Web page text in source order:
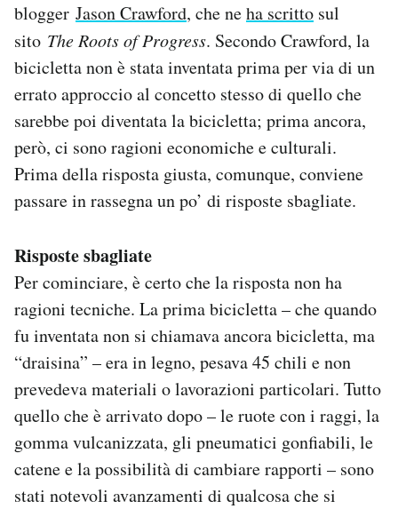
blogger Jason Crawford, che neha scritto sul
sito The Roots of Progress. Secondo Crawford, la
bicicletta non è stata inventata prima per via di un
errato approccio al concetto stesso di quello che
sarebbe poi diventata la bicicletta; prima ancora,
però, ci sono ragioni economiche e culturali.
Prima della risposta giusta, comunque, conviene
passare in rassegna un po’ di risposte sbagliate.
Risposte sbagliate
Per cominciare, è certo che la risposta non ha
ragioni tecniche. La prima bicicletta – che quando
fu inventata non si chiamava ancora bicicletta, ma
“draisina” – era in legno, pesava 45 chili e non
prevedeva materiali o lavorazioni particolari. Tutto
quello che è arrivato dopo – le ruote con i raggi, la
gomma vulcanizzata, gli pneumatici gonfiabili, le
catene e la possibilità di cambiare rapporti – sono
stati notevoli avanzamenti di qualcosa che si